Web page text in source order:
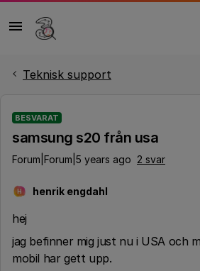
Teknisk support
BESVARAT
samsung s20 från usa
Forum|Forum|5 years ago 2 svar
H henrik engdahl
hej
jag befinner mig just nu i USA och
mobil har gett upp.